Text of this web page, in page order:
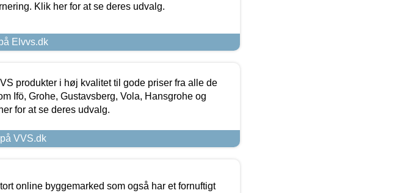
Klik her for at se deres udvalg.
Elvvs.dk
produkter i høj kvalitet til gode priser fra alle de
Ifö, Grohe, Gustavsberg, Vola, Hansgrohe og
for at se deres udvalg.
VVS.dk
online byggemarked som også har et fornuftigt